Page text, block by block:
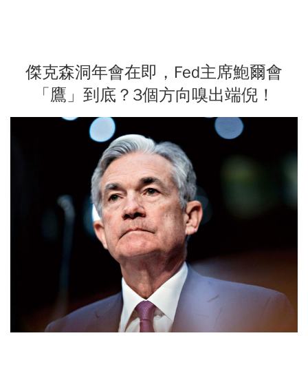
傑克森洞年會在即，Fed主席鮑爾會
「鷹」到底？3個方向嗅出端倪！